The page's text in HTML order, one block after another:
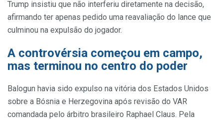
Trump insistiu que não interferiu diretamente na decisão,
afirmando ter apenas pedido uma reavaliação do lance que
culminou na expulsão do jogador.
A controvérsia começou em campo,
mas terminou no centro do poder
Balogun havia sido expulso na vitória dos Estados Unidos
sobre a Bósnia e Herzegovina após revisão do VAR
comandada pelo árbitro brasileiro Raphael Claus. Pela